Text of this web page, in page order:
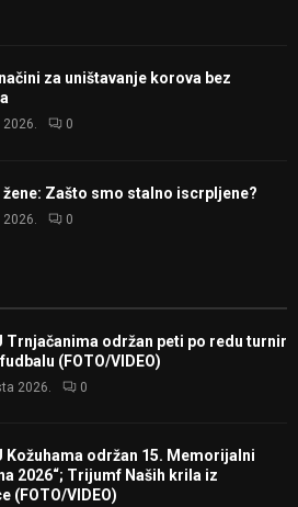
za uništavanje korova bez
2026. 0
Zašto smo stalno iscrpljene?
0
Trnjačanima održan peti po redu turnir
(FOTO/VIDEO)
2026. 0
Kožuhama održan 15. Memorijalni
2026“; Trijumf Naših krila iz
(FOTO/VIDEO)